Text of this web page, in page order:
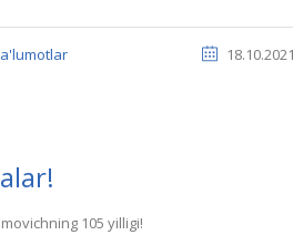
105 yilligi!